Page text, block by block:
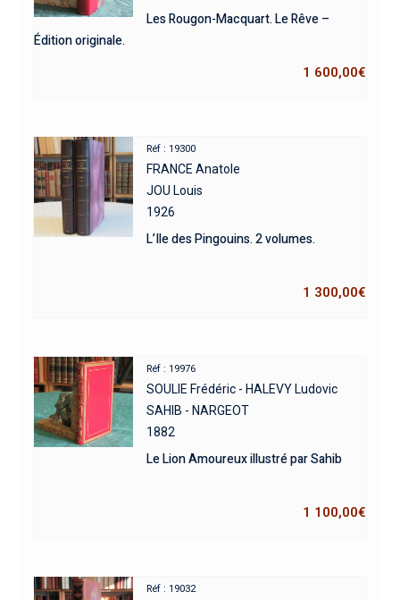
Les Rougon-Macquart. Le Rêve –
Édition originale.
1 600,00€
Réf : 19300
FRANCE Anatole
JOU Louis
1926
L’Ile des Pingouins. 2 volumes.
1 300,00€
Réf : 19976
SOULIE Frédéric - HALEVY Ludovic
SAHIB - NARGEOT
1882
Le Lion Amoureux illustré par Sahib
1 100,00€
Réf : 19032